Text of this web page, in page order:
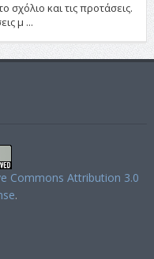
σχόλιο και τις προτάσεις.
μ ...
Commons Attribution 3.0
.